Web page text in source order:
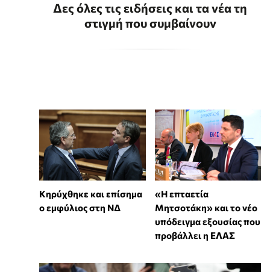
Δες όλες τις ειδήσεις και τα νέα τη
στιγμή που συμβαίνουν
Κηρύχθηκε και επίσημα
ο εμφύλιος στη ΝΔ
«Η επταετία
Μητσοτάκη» και το νέο
υπόδειγμα εξουσίας που
προβάλλει η ΕΛΑΣ